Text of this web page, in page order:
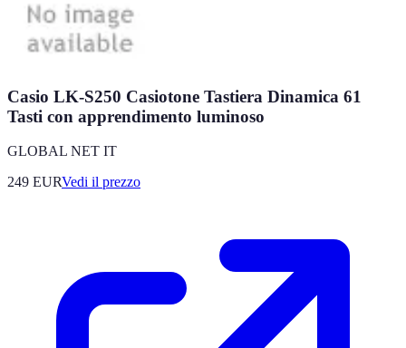
Casio LK-S250 Casiotone Tastiera Dinamica 61
Tasti con apprendimento luminoso
GLOBAL NET IT
249 EURVedi il prezzo